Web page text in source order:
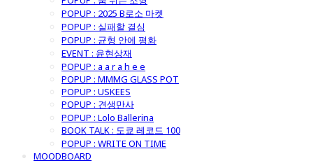
POPUP : 2025 B로소 마켓
POPUP : 실패할 결심
POPUP : 균형 안에 평화
EVENT : 윤현상재
POPUP : a a r a h e e
POPUP : MMMG GLASS POT
POPUP : USKEES
POPUP : 견생만사
POPUP : Lolo Ballerina
BOOK TALK : 도쿄 레코드 100
POPUP : WRITE ON TIME
MOODBOARD